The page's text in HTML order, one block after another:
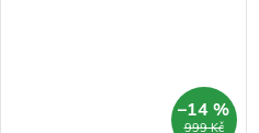
999 Kč
–14 %